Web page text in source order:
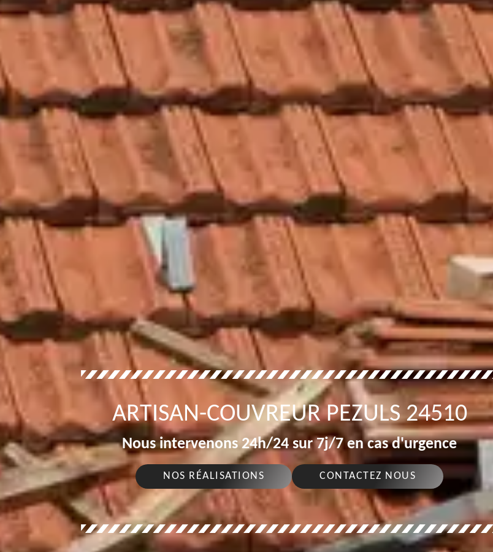
ARTISAN-COUVREUR PEZULS 24510
Nous intervenons 24h/24 sur 7j/7 en cas d'urgence
NOS RÉALISATIONS CONTACTEZ NOUS